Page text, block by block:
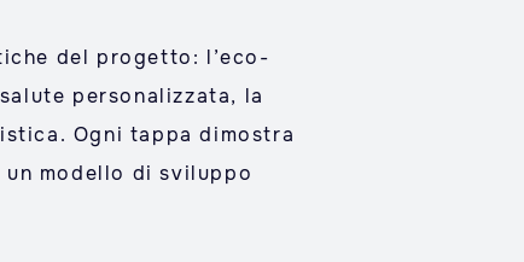
del progetto: l’eco-
personalizzata, la
Ogni tappa dimostra
modello di sviluppo